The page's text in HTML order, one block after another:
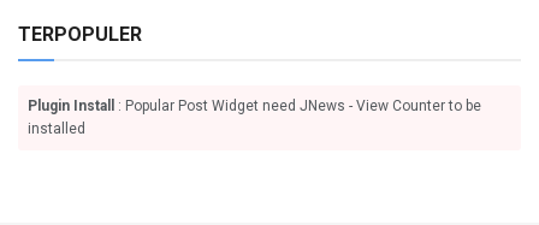
TERPOPULER
Plugin Install
: Popular Post Widget need JNews - View Counter to be
installed